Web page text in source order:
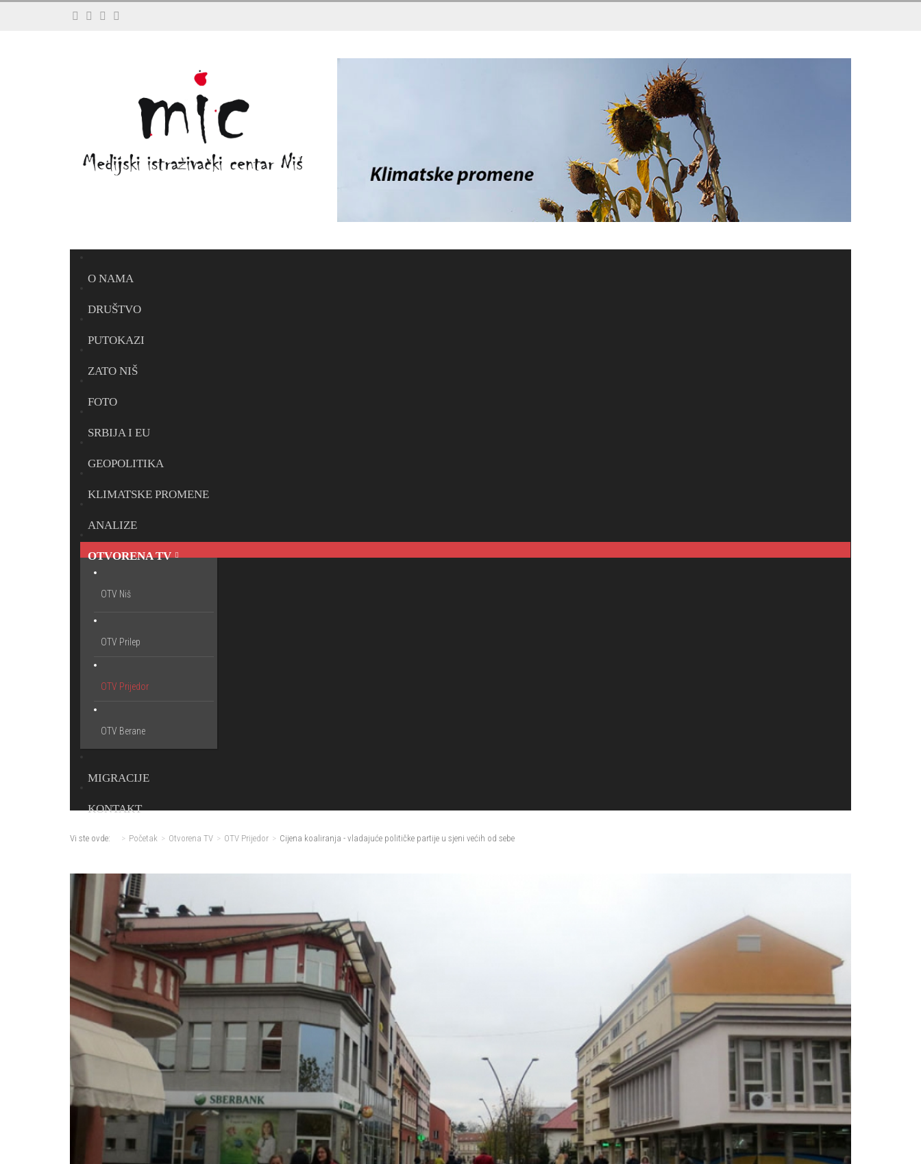
O NAMA
DRUŠTVO
PUTOKAZI
ZATO NIŠ
FOTO
SRBIJA I EU
GEOPOLITIKA
KLIMATSKE PROMENE
ANALIZE
OTVORENA TV
OTV Niš
OTV Prilep
OTV Prijedor
OTV Berane
MIGRACIJE
KONTAKT
Vi ste ovde: Početak Otvorena TV OTV Prijedor Cijena koaliranja - vladajuće političke partije u sjeni većih od sebe